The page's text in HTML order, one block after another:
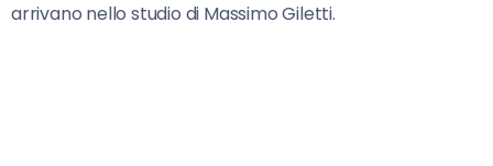
arrivano nello studio di Massimo Giletti.